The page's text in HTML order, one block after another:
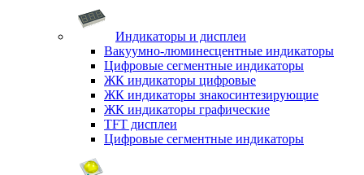
Индикаторы и дисплеи
Вакуумно-люминесцентные индикаторы
Цифровые сегментные индикаторы
ЖК индикаторы цифровые
ЖК индикаторы знакосинтезирующие
ЖК индикаторы графические
TFT дисплеи
Цифровые сегментные индикаторы